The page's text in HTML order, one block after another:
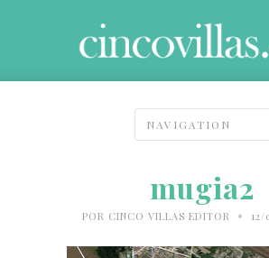
mugia2
POR CINCO VILLAS EDITOR • 12/